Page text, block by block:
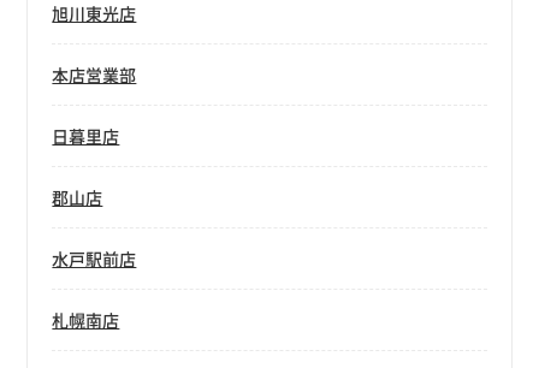
旭川東光店
本店営業部
日暮里店
郡山店
水戸駅前店
札幌南店